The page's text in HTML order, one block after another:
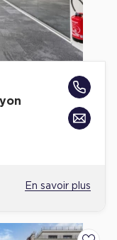
En savoir plus